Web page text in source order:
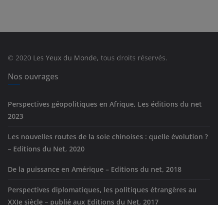
e
s
© 2020 Les Yeux du Monde, tous droits réservés.
Nos ouvrages
Perspectives géopolitiques en Afrique, Les éditions du net
2023
Les nouvelles routes de la soie chinoises : quelle évolution ?
– Editions du Net, 2020
De la puissance en Amérique – Editions du net, 2018
Perspectives diplomatiques, les politiques étrangères au
XXIe siècle – publié aux Editions du Net, 2017